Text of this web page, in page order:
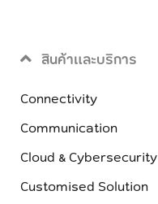
สินค้าและบริการ
Connectivity
Communication
Cloud & Cybersecurity
Customised Solution